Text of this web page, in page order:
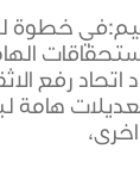
خطوة
اتحاد رفع
هامة